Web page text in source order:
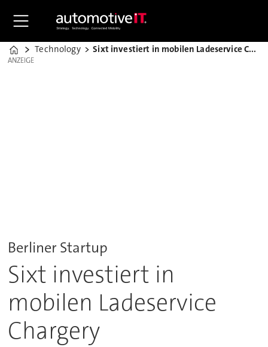
Home
Technology Sixt investiert in mobilen Ladeservice Chargery
ANZEIGE
ANZEIGE
Berliner Startup
Sixt investiert in
mobilen Ladeservice
Chargery